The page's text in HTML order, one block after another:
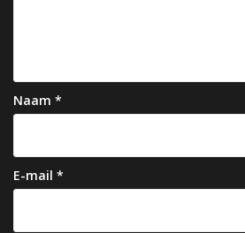
a
t
i
e
Naam *
E-mail *